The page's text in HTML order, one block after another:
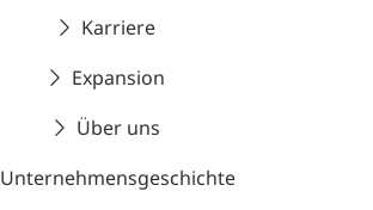
Karriere
Expansion
Über uns
Unternehmensgeschichte